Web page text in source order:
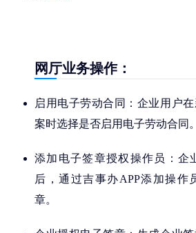
网厅业务操作：
启用电子劳动合同：企业用户
案时选择是否启用电子劳动合同。
添加电子签章授权操作员：企
后，通过吉事办APP添加操作
章。